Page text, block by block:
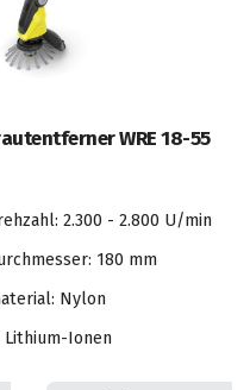
WRE 18-55
Set
2.300 - 2.800 U/min
180 mm
Nylon
Typ: Lithium-Ionen